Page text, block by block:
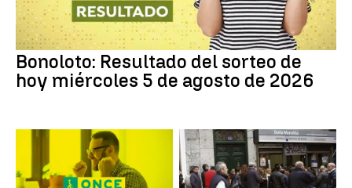
Bonoloto: Resultado del sorteo de
hoy miércoles 5 de agosto de 2026